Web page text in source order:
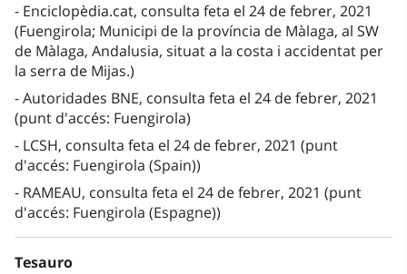
Enciclopèdia.cat, consulta feta el 24 de febrer, 2021
(Fuengirola; Municipi de la província de Màlaga, al SW
de Màlaga, Andalusia, situat a la costa i accidentat per
la serra de Mijas.)
Autoridades BNE, consulta feta el 24 de febrer, 2021
(punt d'accés: Fuengirola)
LCSH, consulta feta el 24 de febrer, 2021 (punt
d'accés: Fuengirola (Spain))
RAMEAU, consulta feta el 24 de febrer, 2021 (punt
d'accés: Fuengirola (Espagne))
Tesauro